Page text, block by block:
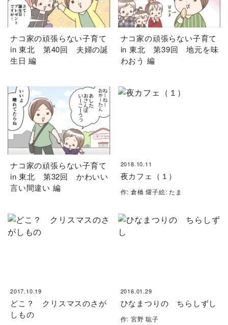
ナコ家の頑張らない子育て
in 東北 第40回 夫婦の誕
生日 編
ナコ家の頑張らない子育て
in 東北 第39回 地元を味
わおう 編
ナコ家の頑張らない子育て
in 東北 第32回 かわいい
言い間違い 編
2018.10.11
夜カフェ（１）
作: 倉橋 燿子絵: たま
2017.10.19
どこ？ クリスマスのさが
しもの
2016.01.29
ひなまつりの ちらしずし
作: 宮野 聡子